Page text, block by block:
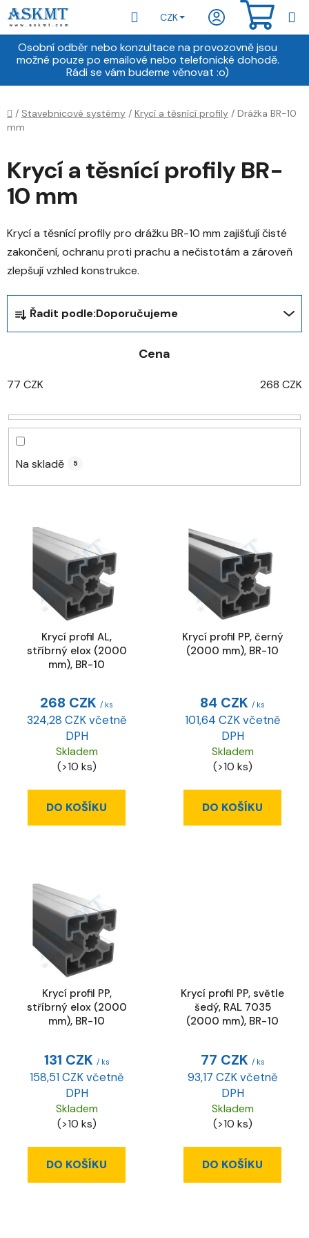
Přejít
na
obsah
Osobní odběr nebo konzultace na provozovně jsou
možné pouze po emailové nebo telefonické dohodě.
Rádi se vám budeme věnovat :o)
Hledat
CZK
Domů
/ Stavebnicové systémy / Krycí a těsnící profily / Drážka BR-10
mm
Krycí a těsnící profily BR-
10 mm
Krycí a těsnící profily pro drážku BR-10 mm zajišťují čisté
zakončení, ochranu proti prachu a nečistotám a zároveň
zlepšují vzhled konstrukce.
a
z
n
í
p
r
d
u
Řadit podle:Doporučujeme
Cena
77 CZK 268 CZK
Na skladě 5
Krycí profil AL,
stříbrný elox (2000
mm), BR-10
268 CZK / ks
324,28 CZK včetně
DPH
Skladem
(>10 ks)
DO KOŠÍKU
Krycí profil PP, černý
(2000 mm), BR-10
84 CZK / ks
101,64 CZK včetně
DPH
Skladem
(>10 ks)
DO KOŠÍKU
Krycí profil PP,
stříbrný elox (2000
mm), BR-10
131 CZK / ks
158,51 CZK včetně
DPH
Skladem
(>10 ks)
DO KOŠÍKU
Krycí profil PP, světle
šedý, RAL 7035
(2000 mm), BR-10
77 CZK / ks
93,17 CZK včetně
DPH
Skladem
(>10 ks)
DO KOŠÍKU